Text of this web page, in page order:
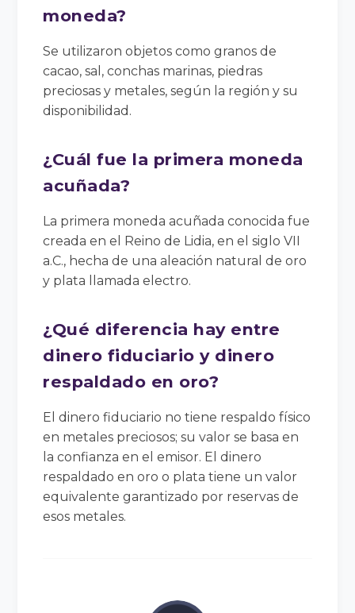
moneda?
Se utilizaron objetos como granos de
cacao, sal, conchas marinas, piedras
preciosas y metales, según la región y su
disponibilidad.
¿Cuál fue la primera moneda
acuñada?
La primera moneda acuñada conocida fue
creada en el Reino de Lidia, en el siglo VII
a.C., hecha de una aleación natural de oro
y plata llamada electro.
¿Qué diferencia hay entre
dinero fiduciario y dinero
respaldado en oro?
El dinero fiduciario no tiene respaldo físico
en metales preciosos; su valor se basa en
la confianza en el emisor. El dinero
respaldado en oro o plata tiene un valor
equivalente garantizado por reservas de
esos metales.